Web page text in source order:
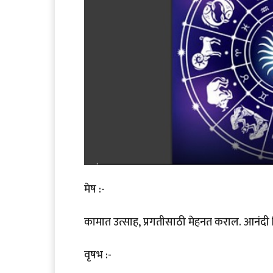
मेष :-
कामात उत्साह, प्रगतीसाठी मेहनत कराल.
वृषभ :-